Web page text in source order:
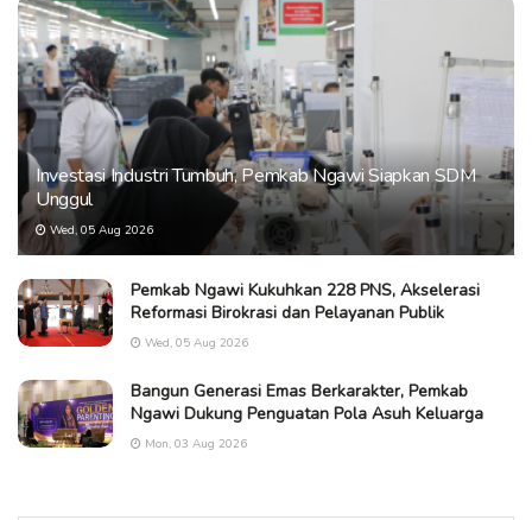
Investasi Industri Tumbuh, Pemkab Ngawi Siapkan SDM
Unggul
Wed, 05 Aug 2026
Pemkab Ngawi Kukuhkan 228 PNS, Akselerasi
Reformasi Birokrasi dan Pelayanan Publik
Wed, 05 Aug 2026
Bangun Generasi Emas Berkarakter, Pemkab
Ngawi Dukung Penguatan Pola Asuh Keluarga
Mon, 03 Aug 2026